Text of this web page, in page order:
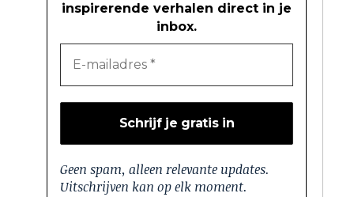
inspirerende verhalen direct in je
inbox.
Geen spam, alleen relevante updates.
Uitschrijven kan op elk moment.